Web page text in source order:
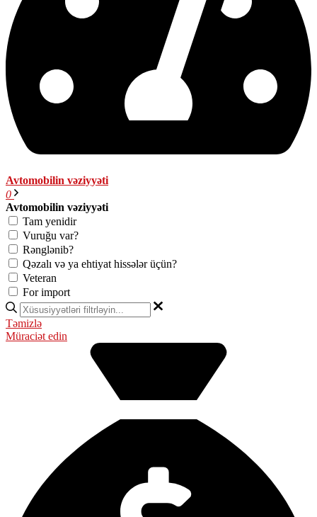
Avtomobilin vəziyyəti
0
Avtomobilin vəziyyəti
Tam yenidir
Vuruğu var?
Rənglənib?
Qəzalı və ya ehtiyat hissələr üçün?
Veteran
For import
Təmizlə
Müraciət edin